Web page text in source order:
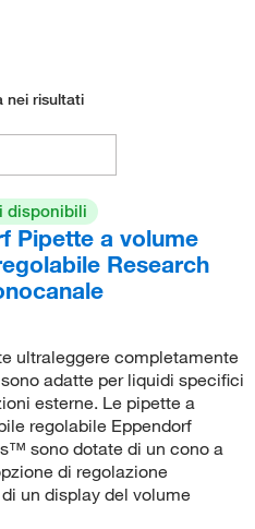
nei risultati
disponibili
Pipette a volume
Research
ultraleggere completamente
adatte per liquidi specifici
esterne. Le pipette a
regolabile Eppendorf
sono dotate di un cono a
di regolazione
un display del volume